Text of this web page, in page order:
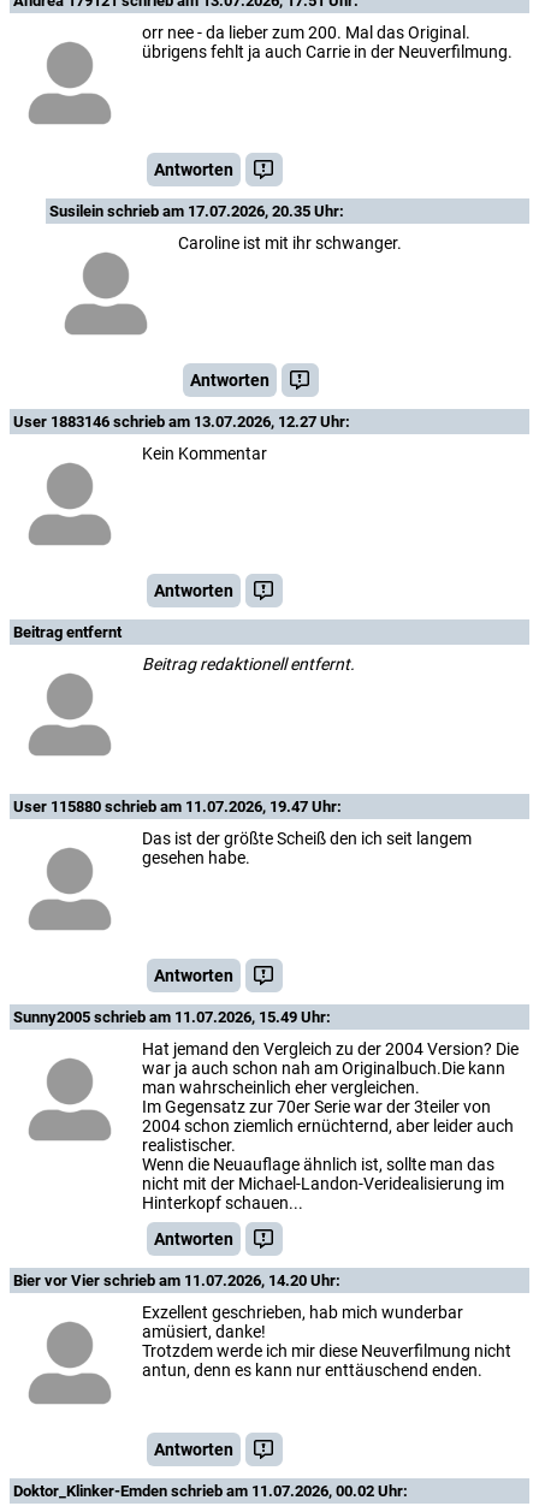
orr nee - da lieber zum 200. Mal das Original.
übrigens fehlt ja auch Carrie in der Neuverfilmung.
Antworten
Susilein schrieb am 17.07.2026, 20.35 Uhr:
Caroline ist mit ihr schwanger.
Antworten
User 1883146 schrieb am 13.07.2026, 12.27 Uhr:
Kein Kommentar
Antworten
Beitrag entfernt
Beitrag redaktionell entfernt.
User 115880 schrieb am 11.07.2026, 19.47 Uhr:
Das ist der größte Scheiß den ich seit langem
gesehen habe.
Antworten
Sunny2005 schrieb am 11.07.2026, 15.49 Uhr:
Hat jemand den Vergleich zu der 2004 Version? Die
war ja auch schon nah am Originalbuch.Die kann
man wahrscheinlich eher vergleichen.
Im Gegensatz zur 70er Serie war der 3teiler von
2004 schon ziemlich ernüchternd, aber leider auch
realistischer.
Wenn die Neuauflage ähnlich ist, sollte man das
nicht mit der Michael-Landon-Veridealisierung im
Hinterkopf schauen...
Antworten
Bier vor Vier schrieb am 11.07.2026, 14.20 Uhr:
Exzellent geschrieben, hab mich wunderbar
amüsiert, danke!
Trotzdem werde ich mir diese Neuverfilmung nicht
antun, denn es kann nur enttäuschend enden.
Antworten
Doktor_Klinker-Emden schrieb am 11.07.2026, 00.02 Uhr: